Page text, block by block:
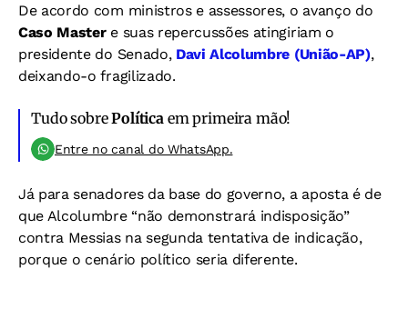
De acordo com ministros e assessores, o avanço do
Caso Mastere suas repercussões atingiriam o
presidente do Senado, Davi Alcolumbre (União-AP),
deixando-o fragilizado.
Tudo sobrePolítica em primeira mão!
Entre no canal do WhatsApp.
Já para senadores da base do governo, a aposta é de
que Alcolumbre “não demonstrará indisposição”
contra Messias na segunda tentativa de indicação,
porque o cenário político seria diferente.